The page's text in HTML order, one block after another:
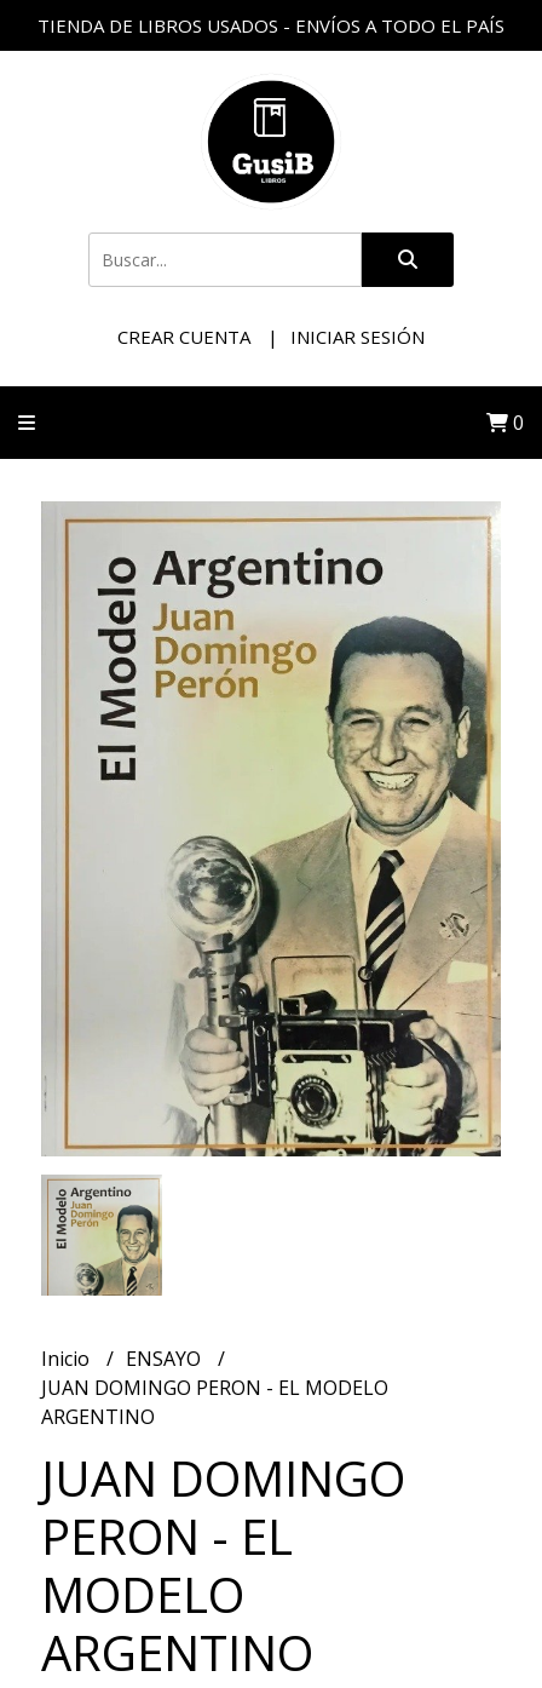
TIENDA DE LIBROS USADOS - ENVÍOS A TODO EL PAÍS
CREAR CUENTA INICIAR SESIÓN
0
Inicio
ENSAYO
JUAN DOMINGO PERON - EL MODELO
ARGENTINO
JUAN DOMINGO
PERON - EL
MODELO
ARGENTINO